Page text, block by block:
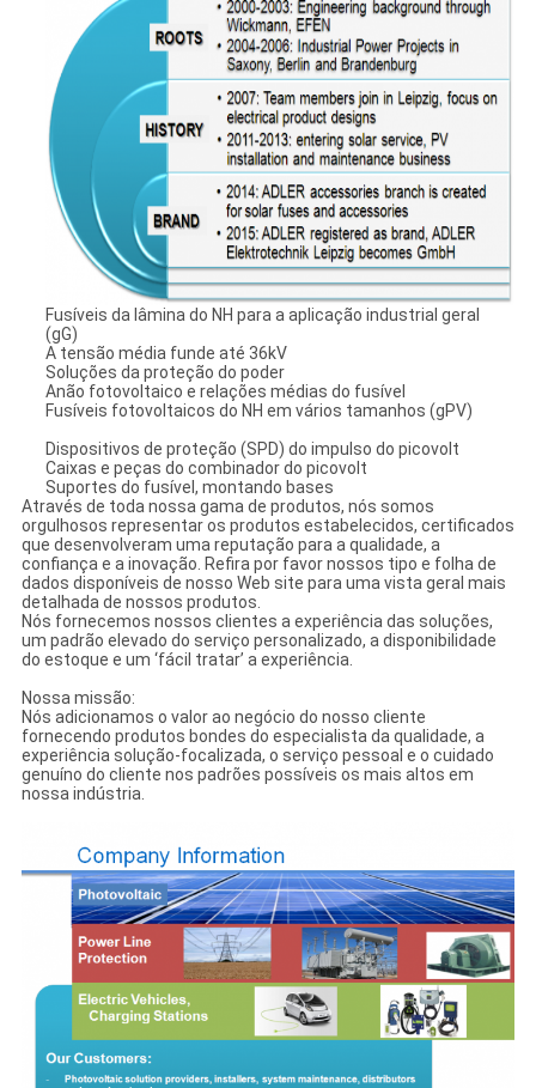
Fusíveis da lâmina do NH para a aplicação industrial geral
(gG)
A tensão média funde até 36kV
Soluções da proteção do poder
Anão fotovoltaico e relações médias do fusível
Fusíveis fotovoltaicos do NH em vários tamanhos (gPV)
Dispositivos de proteção (SPD) do impulso do picovolt
Caixas e peças do combinador do picovolt
Suportes do fusível, montando bases
Através de toda nossa gama de produtos, nós somos
orgulhosos representar os produtos estabelecidos, certificados
que desenvolveram uma reputação para a qualidade, a
confiança e a inovação. Refira por favor nossos tipo e folha de
dados disponíveis de nosso Web site para uma vista geral mais
detalhada de nossos produtos.
Nós fornecemos nossos clientes a experiência das soluções,
um padrão elevado do serviço personalizado, a disponibilidade
do estoque e um ‘fácil tratar’ a experiência.
Nossa missão:
Nós adicionamos o valor ao negócio do nosso cliente
fornecendo produtos bondes do especialista da qualidade, a
experiência solução-focalizada, o serviço pessoal e o cuidado
genuíno do cliente nos padrões possíveis os mais altos em
nossa indústria.